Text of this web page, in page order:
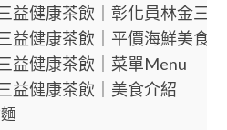
益健康茶飲｜彰化員林金三益
益健康茶飲｜平價海鮮美食
益健康茶飲｜菜單Menu
益健康茶飲｜美食介紹